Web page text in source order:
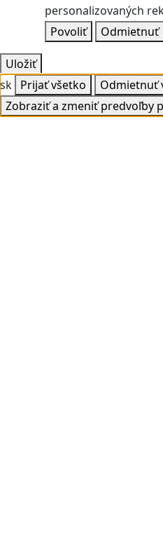
personalizovaných
Povoliť
Odmietnuť
Uložiť
sk Prijať všetko
Odmietnuť
Zobraziť a zmeniť predvoľby